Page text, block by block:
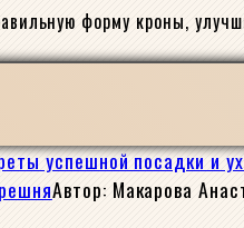
форму кроны,
успешной посадки и
Автор: Макарова